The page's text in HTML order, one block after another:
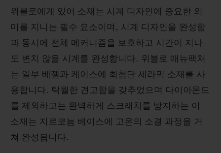
위블로에게 있어 소재는 시계 디자인에 중요한 의
미를 지니는 필수 요소이며, 시계 디자인을 완성함
과 동시에 전체 메커니즘을 보호하고 시간이 지나
도 변치 않을 시계를 완성합니다. 위블로 매뉴팩처
는 일부 베젤과 케이스에 최첨단 세라믹 소재를 사
용합니다. 탁월한 견고함을 갖추었으며 다이아몬드
를 제외하고는 완벽하게 스크래치를 방지하는 이
소재는 지르코늄 베이스에 고온의 소결 과정을 거
쳐 완성됩니다.